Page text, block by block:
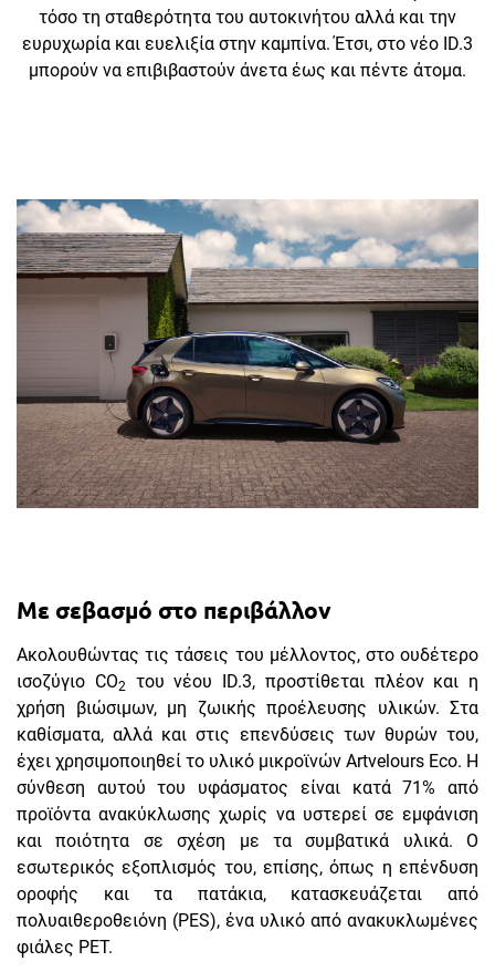
τόσο τη σταθερότητα του αυτοκινήτου αλλά και την
ευρυχωρία και ευελιξία στην καμπίνα. Έτσι, στο νέο ID.3
μπορούν να επιβιβαστούν άνετα έως και πέντε άτομα.
Με σεβασμό στο περιβάλλον
Ακολουθώντας τις τάσεις του μέλλοντος, στο ουδέτερο
ισοζύγιο CO2
του νέου ID.3, προστίθεται πλέον και η
χρήση βιώσιμων, μη ζωικής προέλευσης υλικών. Στα
καθίσματα, αλλά και στις επενδύσεις των θυρών του,
έχει χρησιμοποιηθεί το υλικό μικροϊνών Artvelours Eco. Η
σύνθεση αυτού του υφάσματος είναι κατά 71% από
προϊόντα ανακύκλωσης χωρίς να υστερεί σε εμφάνιση
και ποιότητα σε σχέση με τα συμβατικά υλικά. Ο
εσωτερικός εξοπλισμός του, επίσης, όπως η επένδυση
οροφής και τα πατάκια, κατασκευάζεται από
πολυαιθεροθειόνη (PES), ένα υλικό από ανακυκλωμένες
φιάλες PET.